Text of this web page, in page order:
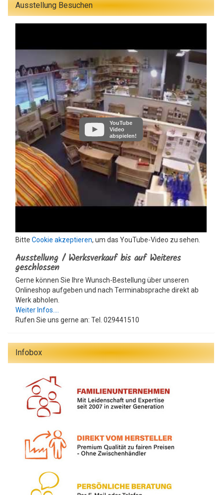
Ausstellung Besuchen
YouTube
Video
abspielen!
Bitte Cookie akzeptieren, um das YouTube-Video zu sehen.
Ausstellung / Werksverkauf bis auf Weiteres
geschlossen
Gerne können Sie Ihre Wunsch-Bestellung über unseren
Onlineshop aufgeben und nach Terminabsprache direkt ab
Werk abholen.
Weiter Infos....
Rufen Sie uns gerne an: Tel. 029441510
Infobox